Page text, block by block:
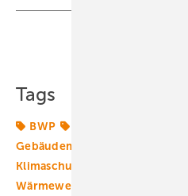
Tags
BWP
Gebäudemodernisierungsgesetz
Klimaschutzziele
Wärmewende